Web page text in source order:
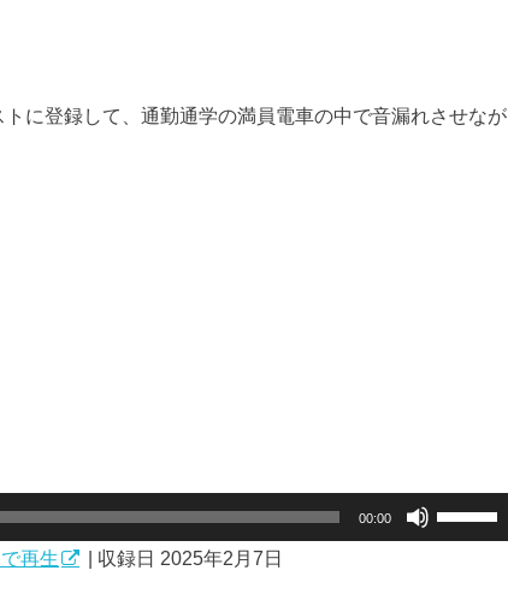
に登録して、通勤通学の満員電車の中で音漏れさせなが
00:00
再生 | 収録日 2025年2月7日